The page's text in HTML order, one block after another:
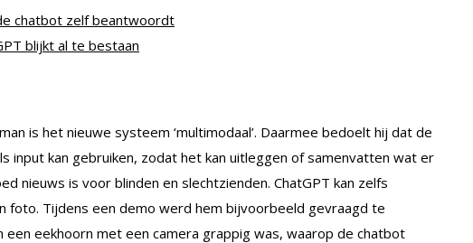
chatbot zelf beantwoordt
blijkt al te bestaan
is het nieuwe systeem ‘multimodaal’. Daarmee bedoelt hij dat de
input kan gebruiken, zodat het kan uitleggen of samenvatten wat er
nieuws is voor blinden en slechtzienden. ChatGPT kan zelfs
foto. Tijdens een demo werd hem bijvoorbeeld gevraagd te
een eekhoorn met een camera grappig was, waarop de chatbot